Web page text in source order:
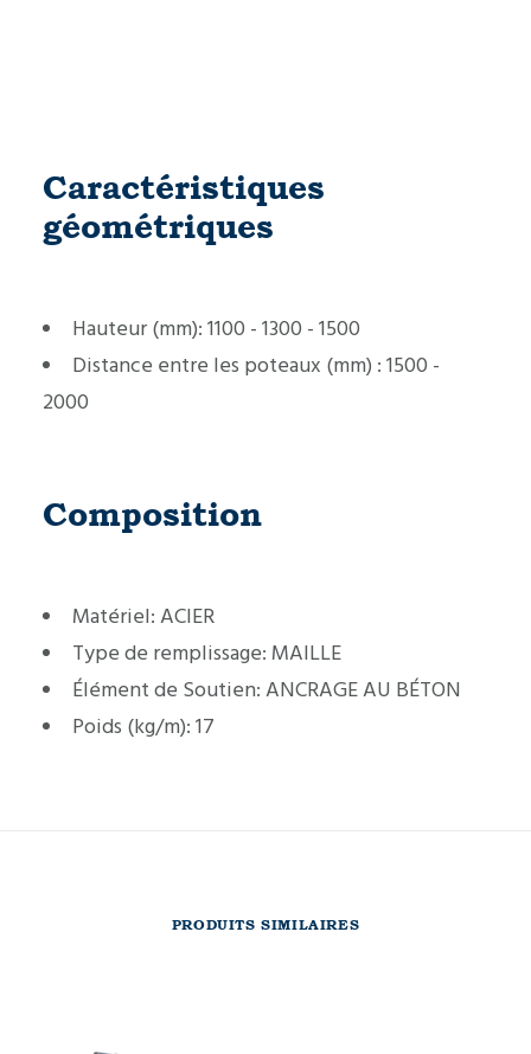
Caractéristiques
géométriques
Hauteur (mm): 1100 - 1300 - 1500
Distance entre les poteaux (mm) : 1500 -
2000
Composition
Matériel: ACIER
Type de remplissage: MAILLE
Élément de Soutien: ANCRAGE AU BÉTON
Poids (kg/m): 17
PRODUITS SIMILAIRES